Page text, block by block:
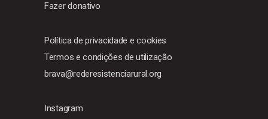
Fazer donativo
Política de privacidade e cookies
Termos e condições de utilização
brava@rederesistenciarural.org
Instagram